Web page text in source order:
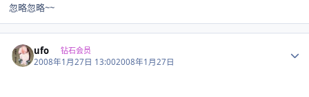
忽略忽略~~
ufo 钻石会员
2008年1月27日 13:002008年1月27日